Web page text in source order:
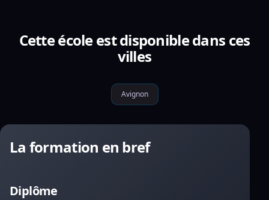
Cette école est disponible dans ces
villes
Avignon
La formation en bref
Diplôme